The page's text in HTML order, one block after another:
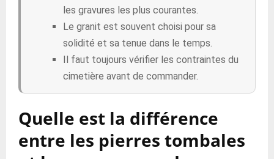
les gravures les plus courantes.
Le granit est souvent choisi pour sa
solidité et sa tenue dans le temps.
Il faut toujours vérifier les contraintes du
cimetière avant de commander.
Quelle est la différence
entre les pierres tombales